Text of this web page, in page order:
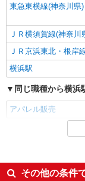
キー
正社員
COCO DEAL（コ
同条
キー
東急東横線(神奈川県)
ＪＲ横須賀線(神奈川
ＪＲ京浜東北・根岸
横浜駅
同じ職種から横浜
アパレル販売
同じ雇用形態か
同じ特徴から横浜
その他の条件